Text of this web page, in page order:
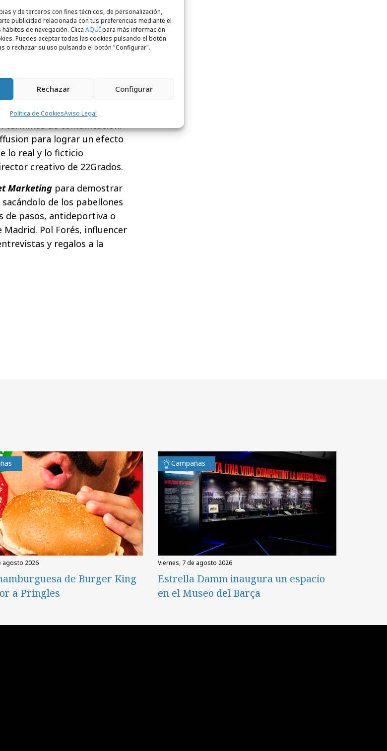
y de terceros con fines técnicos, de personalización,
publicidad relacionada con tus preferencias mediante el
de navegación. Clica AQUÍpara más información
Puedes aceptar todas las cookies pulsando el botón
o rechazar su uso pulsando el botón "Configurar".
Rechazar Configurar
Política de CookiesAviso Legal
de las primeras
de los pabellones y
la mayoría de los diarios y
ver en el canal de
donde más
la vez, donde más
cambiar en los últimos 40
términos de comunicación.
para lograr un efecto
lo real y lo ficticio
creativo de 22Grados.
Marketing para demostrar
de los pabellones
de pasos, antideportiva o
Pol Forés, influencer
y regalos a la
agosto 2026
de Burger King
a Pringles
Campañas
viernes, 7 de agosto 2026
Estrella Damm inaugura un espacio
en el Museo del Barça